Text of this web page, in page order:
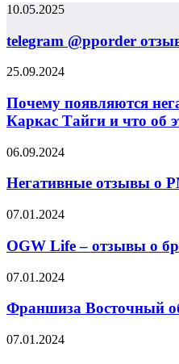
telegram
отзывы
10.05.2025
telegram @pporder
Почему
негативные
отзывы
о
Тайги
что
этом
партнёры
25.09.2024
Почему появляются
Каркас Тайги и что об
Негативные
о
правда
миф?
06.09.2024
Негативные отзывы о
OGW
–
отзывы
о
брокере
07.01.2024
OGW Life – отзывы о
Франшиза
оборот,
отзывы
07.01.2024
Франшиза Восточный
Ares
07.01.2024